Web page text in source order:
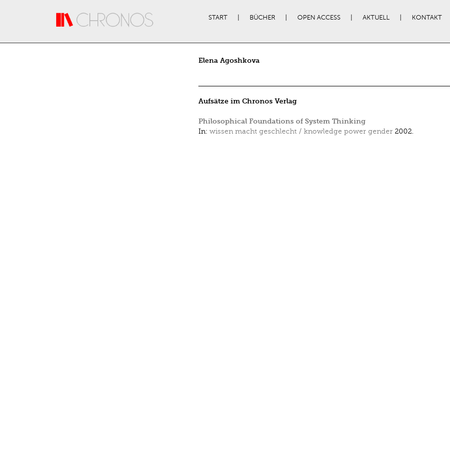
START BÜCHER OPEN ACCESS AKTUELL KONTAKT
Elena Agoshkova
Aufsätze im Chronos Verlag
Philosophical Foundations of System Thinking
In: wissen macht geschlecht / knowledge power gender 2002.